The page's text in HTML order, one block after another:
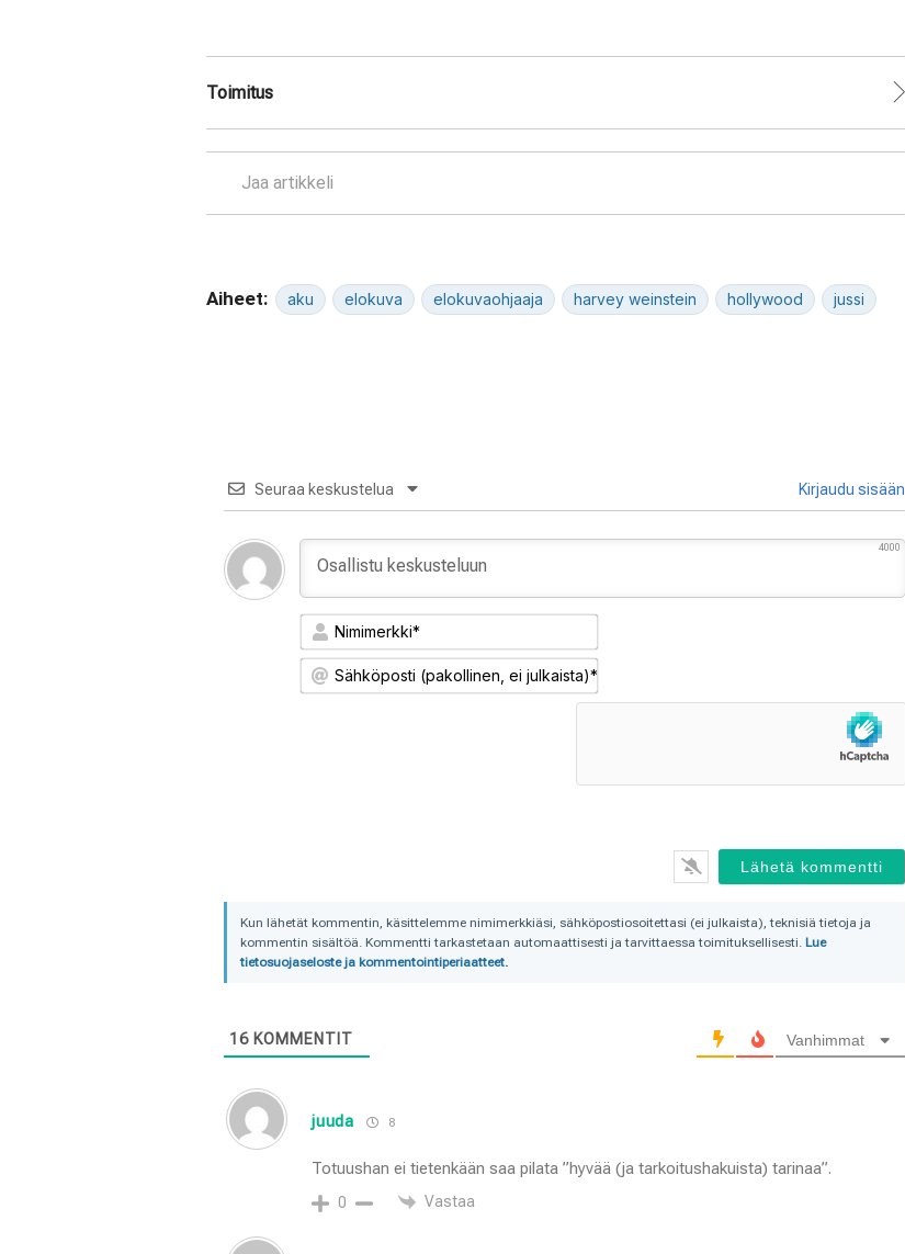
Toimitus
Jaa artikkeli
Aiheet: aku elokuva elokuvaohjaaja harvey weinstein hollywood jussi
Seuraa keskustelua Kirjaudu sisään
4000
Nimimerkki*
Sähköposti
(pakollinen,
Kun lähetät kommentin, käsittelemme nimimerkkiäsi, sähköpostiosoitettasi (ei julkaista), teknisiä tietoja ja
kommentin sisältöä. Kommentti tarkastetaan automaattisesti ja tarvittaessa toimituksellisesti.Lue
tietosuojaseloste ja kommentointiperiaatteet.
16 KOMMENTIT Vanhimmat
juuda 8
Totuushan ei tietenkään saa pilata ”hyvää (ja tarkoitushakuista) tarinaa”.
0 Vastaa